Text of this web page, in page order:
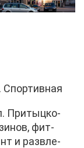
Спор­тив­ная
При­тыц­ко­
фит­
и раз­вле­